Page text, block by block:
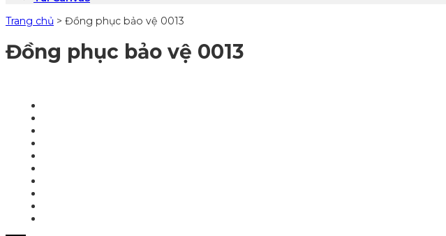
Trang chủ > Đồng phục bảo vệ 0013
Đồng phục bảo vệ 0013